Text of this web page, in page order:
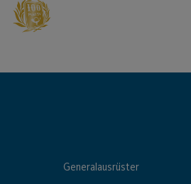
Generalausrüster